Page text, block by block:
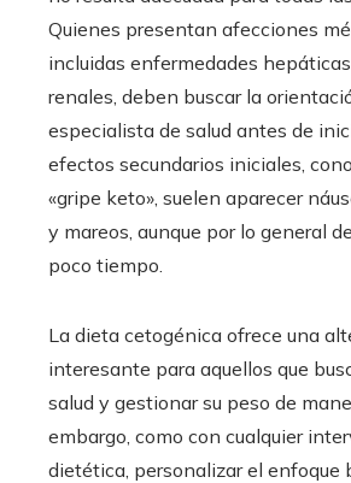
Quienes presentan afecciones
incluidas enfermedades
renales, deben buscar la
especialista de salud antes de
efectos secundarios iniciales,
«gripe keto», suelen aparecer
y mareos, aunque por lo general
poco tiempo.
La dieta cetogénica ofrece una
interesante para aquellos que
salud y gestionar su peso de
embargo, como con cualquier
dietética, personalizar el enfoque